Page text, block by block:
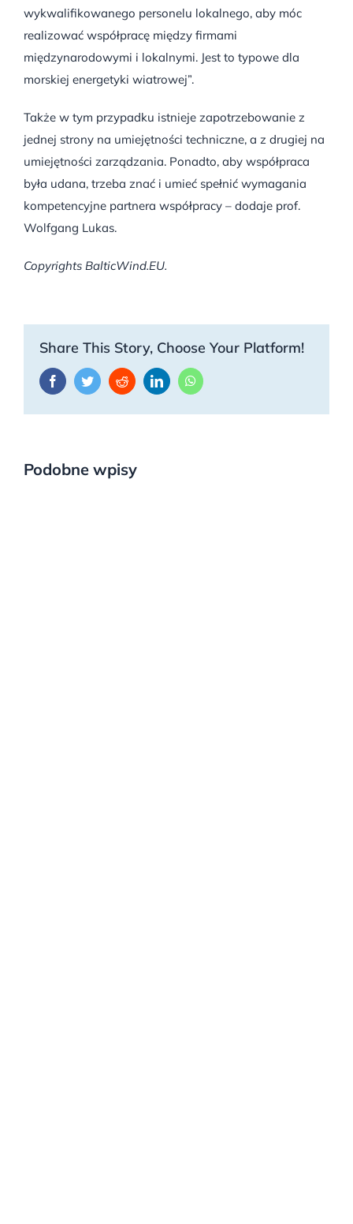
wykwalifikowanego personelu lokalnego, aby móc
realizować współpracę między firmami
międzynarodowymi i lokalnymi. Jest to typowe dla
morskiej energetyki wiatrowej”.
Także w tym przypadku istnieje zapotrzebowanie z
jednej strony na umiejętności techniczne, a z drugiej na
umiejętności zarządzania. Ponadto, aby współpraca
była udana, trzeba znać i umieć spełnić wymagania
kompetencyjne partnera współpracy – dodaje prof.
Wolfgang Lukas.
Copyrights BalticWind.EU.
Share This Story, Choose Your Platform!
FacebookTwitterRedditLinkedInWhatsApp
Podobne wpisy